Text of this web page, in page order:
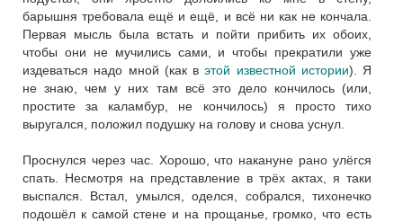
барышня требовала ещё и ещё, и всё ни как не кончала.
Первая мысль была встать и пойти прибить их обоих,
чтобы они не мучились сами, и чтобы прекратили уже
издеваться надо мной (как вэтой известной истории). Я
не знаю, чем у них там всё это дело кончилось (или,
простите за каламбур, не кончилось) я просто тихо
выругался, положил подушку на голову и снова уснул.
Проснулся через час. Хорошо, что накануне рано улёгся
спать. Несмотря на представление в трёх актах, я таки
выспался. Встал, умылся, оделся, собрался, тихонечко
подошёл к самой стене и на прощанье, громко, что есть